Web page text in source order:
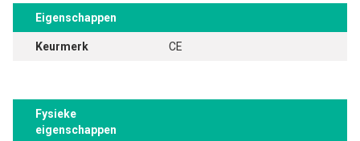
Eigenschappen
Keurmerk CE
Fysieke
eigenschappen